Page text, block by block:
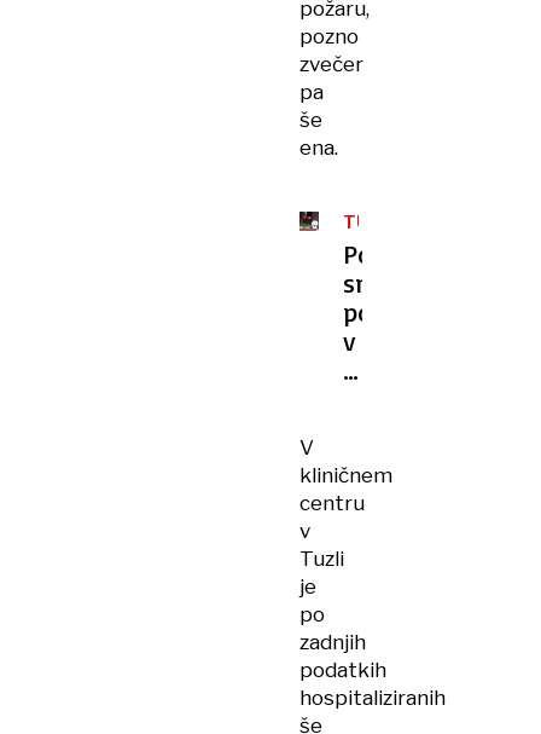
požaru,
pozno
zvečer
pa
še
ena.
TUZLA
Po
smrtonosnem
požaru
v
domu
bolnišnici
še
15
ljudi
V
kliničnem
centru
v
Tuzli
je
po
zadnjih
podatkih
hospitaliziranih
še